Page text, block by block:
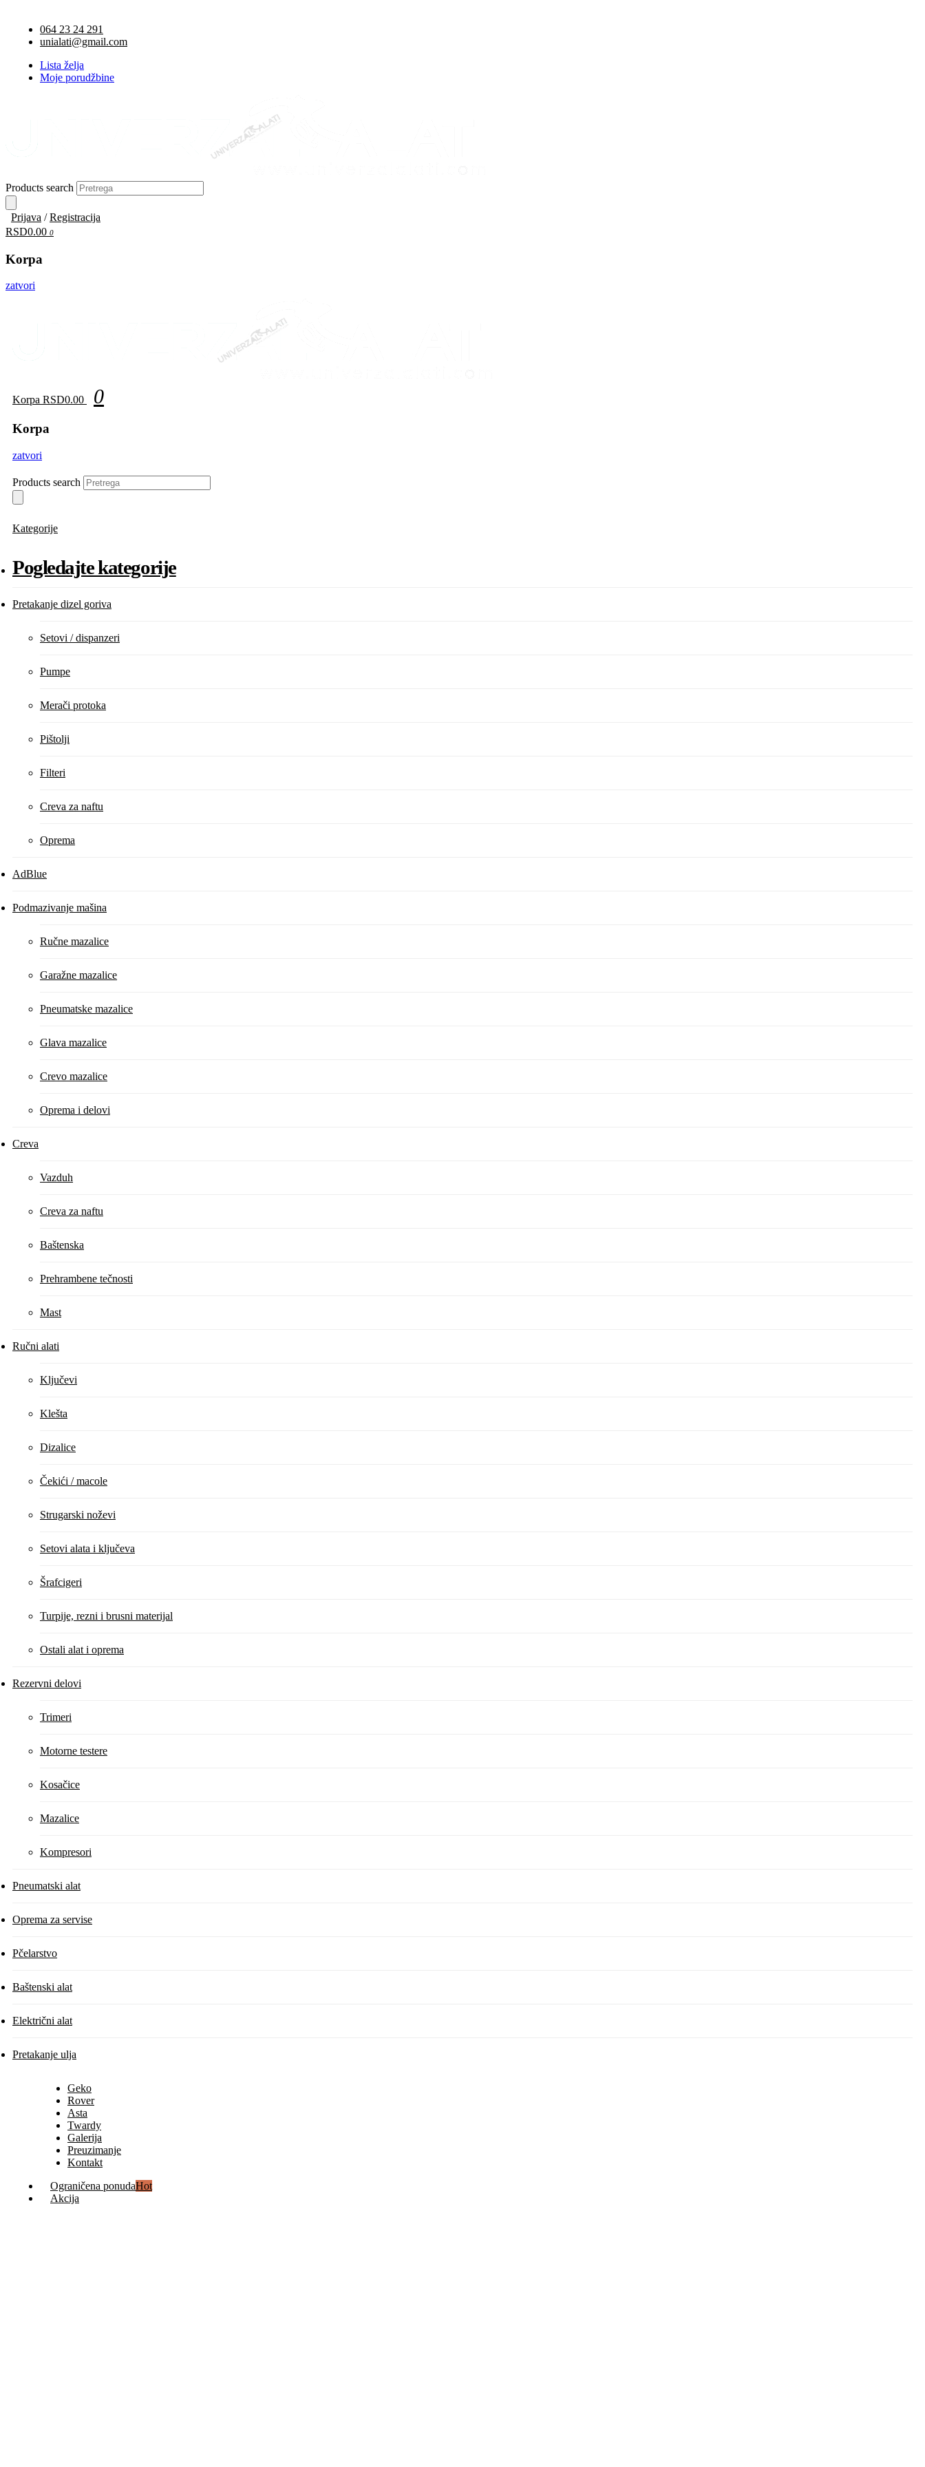
064 23 24 291
unialati@gmail.com
Lista želja
Moje porudžbine
Products search
Prijava / Registracija
RSD0.00 0
Korpa
zatvori
Korpa RSD0.00 0
Korpa
zatvori
Products search
Kategorije
Pogledajte kategorije
Pretakanje dizel goriva
Setovi / dispanzeri
Pumpe
Merači protoka
Pištolji
Filteri
Creva za naftu
Oprema
AdBlue
Podmazivanje mašina
Ručne mazalice
Garažne mazalice
Pneumatske mazalice
Glava mazalice
Crevo mazalice
Oprema i delovi
Creva
Vazduh
Creva za naftu
Baštenska
Prehrambene tečnosti
Mast
Ručni alati
Ključevi
Klešta
Dizalice
Čekići / macole
Strugarski noževi
Setovi alata i ključeva
Šrafcigeri
Turpije, rezni i brusni materijal
Ostali alat i oprema
Rezervni delovi
Trimeri
Motorne testere
Kosačice
Mazalice
Kompresori
Pneumatski alat
Oprema za servise
Pčelarstvo
Baštenski alat
Električni alat
Pretakanje ulja
Geko
Rover
Asta
Twardy
Galerija
Preuzimanje
Kontakt
Ograničena ponudaHot
Akcija